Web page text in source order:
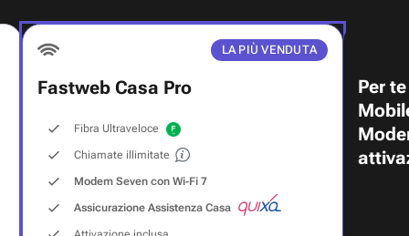
LA PIÙ VENDUTA
Fastweb Casa Pro
Fibra Ultraveloce
Chiamate illimitate
Modem Seven con Wi‑Fi 7
Assicurazione Assistenza Casa
Per